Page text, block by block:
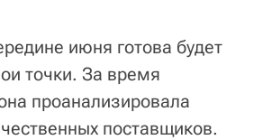
июня готова будет
точки. За время
проанализировала
поставщиков.